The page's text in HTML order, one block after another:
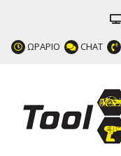
ΩΡΑΡΙΟ CHAT